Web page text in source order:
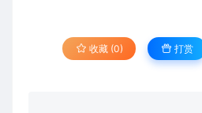
收藏 (0) 打赏